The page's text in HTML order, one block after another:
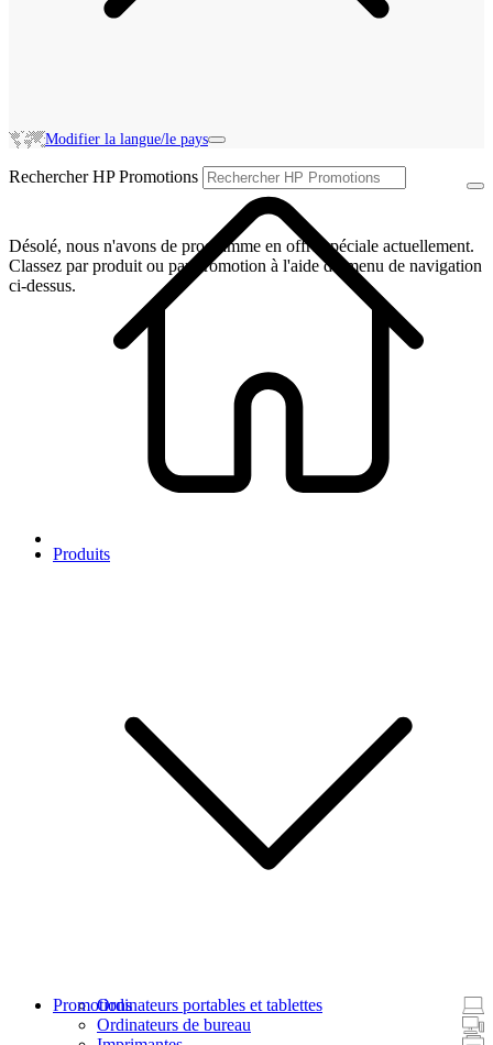
Produits
Ordinateurs portables et tablettes
Ordinateurs de bureau
Promotions
Modifier la langue/le pays
Rechercher HP Promotions
Désolé, nous n'avons de programme en offre spéciale actuellement.
Classez par produit ou par promotion à l'aide du menu de navigation
ci-dessus.